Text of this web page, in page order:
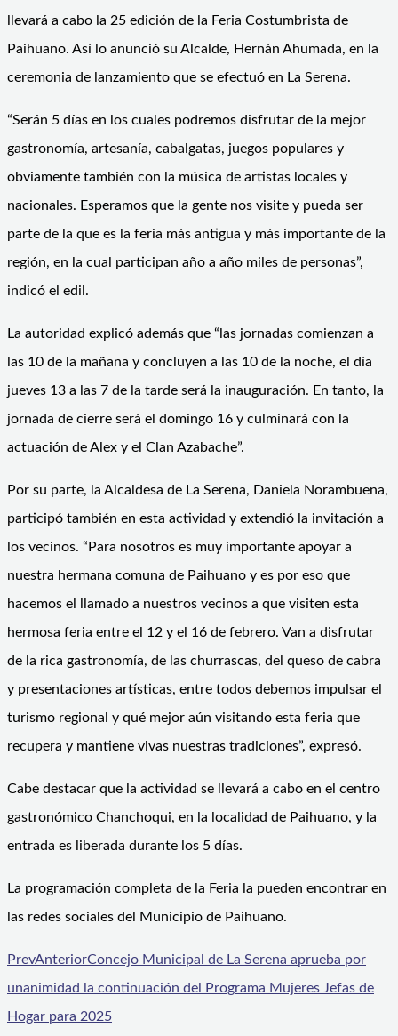
llevará a cabo la 25 edición de la Feria Costumbrista de
Paihuano. Así lo anunció su Alcalde, Hernán Ahumada, en la
ceremonia de lanzamiento que se efectuó en La Serena.
“Serán 5 días en los cuales podremos disfrutar de la mejor
gastronomía, artesanía, cabalgatas, juegos populares y
obviamente también con la música de artistas locales y
nacionales. Esperamos que la gente nos visite y pueda ser
parte de la que es la feria más antigua y más importante de la
región, en la cual participan año a año miles de personas”,
indicó el edil.
La autoridad explicó además que “las jornadas comienzan a
las 10 de la mañana y concluyen a las 10 de la noche, el día
jueves 13 a las 7 de la tarde será la inauguración. En tanto, la
jornada de cierre será el domingo 16 y culminará con la
actuación de Alex y el Clan Azabache”.
Por su parte, la Alcaldesa de La Serena, Daniela Norambuena,
participó también en esta actividad y extendió la invitación a
los vecinos. “Para nosotros es muy importante apoyar a
nuestra hermana comuna de Paihuano y es por eso que
hacemos el llamado a nuestros vecinos a que visiten esta
hermosa feria entre el 12 y el 16 de febrero. Van a disfrutar
de la rica gastronomía, de las churrascas, del queso de cabra
y presentaciones artísticas, entre todos debemos impulsar el
turismo regional y qué mejor aún visitando esta feria que
recupera y mantiene vivas nuestras tradiciones”, expresó.
Cabe destacar que la actividad se llevará a cabo en el centro
gastronómico Chanchoqui, en la localidad de Paihuano, y la
entrada es liberada durante los 5 días.
La programación completa de la Feria la pueden encontrar en
las redes sociales del Municipio de Paihuano.
PrevAnteriorConcejo Municipal de La Serena aprueba por
unanimidad la continuación del Programa Mujeres Jefas de
Hogar para 2025